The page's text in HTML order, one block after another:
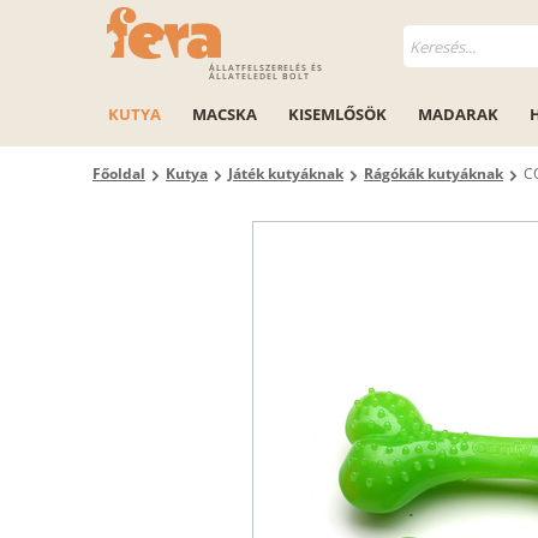
ÁLLATFELSZERELÉS ÉS
ÁLLATELEDEL BOLT
KUTYA MACSKA KISEMLŐSÖK MADARAK
Főoldal Kutya Játék kutyáknak Rágókák kutyáknak